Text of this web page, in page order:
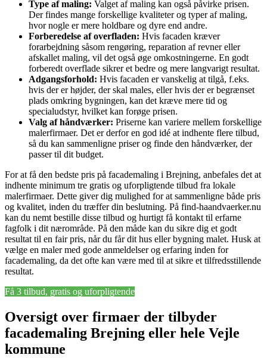
Type af maling: Valget af maling kan også påvirke prisen.
Der findes mange forskellige kvaliteter og typer af maling,
hvor nogle er mere holdbare og dyre end andre.
Forberedelse af overfladen: Hvis facaden kræver
forarbejdning såsom rengøring, reparation af revner eller
afskallet maling, vil det også øge omkostningerne. En godt
forberedt overflade sikrer et bedre og mere langvarigt resultat.
Adgangsforhold: Hvis facaden er vanskelig at tilgå, f.eks.
hvis der er højder, der skal males, eller hvis der er begrænset
plads omkring bygningen, kan det kræve mere tid og
specialudstyr, hvilket kan forøge prisen.
Valg af håndværker: Priserne kan variere mellem forskellige
malerfirmaer. Det er derfor en god idé at indhente flere tilbud,
så du kan sammenligne priser og finde den håndværker, der
passer til dit budget.
For at få den bedste pris på facademaling i Brejning, anbefales det at
indhente minimum tre gratis og uforpligtende tilbud fra lokale
malerfirmaer. Dette giver dig mulighed for at sammenligne både pris
og kvalitet, inden du træffer din beslutning. På find-haandvaerker.nu
kan du nemt bestille disse tilbud og hurtigt få kontakt til erfarne
fagfolk i dit nærområde. På den måde kan du sikre dig et godt
resultat til en fair pris, når du får dit hus eller bygning malet. Husk at
vælge en maler med gode anmeldelser og erfaring inden for
facademaling, da det ofte kan være med til at sikre et tilfredsstillende
resultat.
Få 3 tilbud, gratis og uforpligtende
Oversigt over firmaer der tilbyder
facademaling Brejning eller hele Vejle
kommune